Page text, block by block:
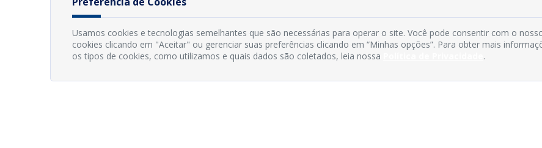
Usamos cookies e tecnologias semelhantes que são necessárias para operar o site. Você pode consentir com o
cookies clicando em "Aceitar" ou gerenciar suas preferências clicando em “Minhas opções”. Para obter mais
os tipos de cookies, como utilizamos e quais dados são coletados, leia nossa
.